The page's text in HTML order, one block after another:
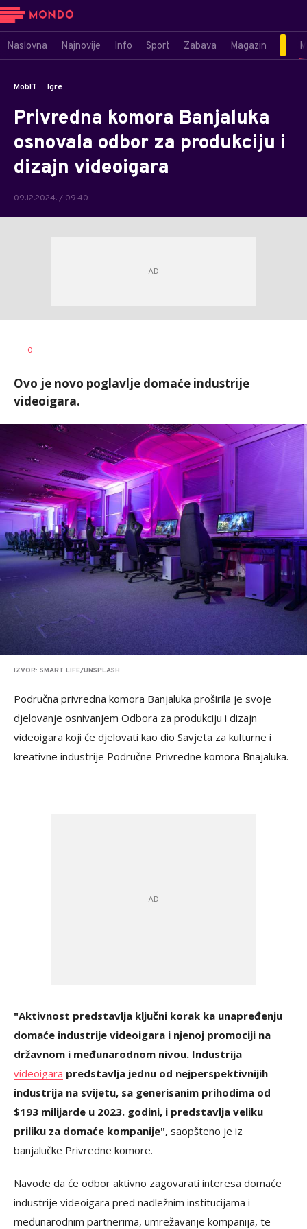
Naslovna Najnovije Info Sport Zabava Magazin
MobIT Igre
Privredna komora Banjaluka
osnovala odbor za produkciju i
dizajn videoigara
09.12.2024. / 09:40
AUTOR
0
Ovo je novo poglavlje domaće industrije
videoigara.
IZVOR: SMART LIFE/UNSPLASH
Područna privredna komora Banjaluka proširila je svoje
djelovanje osnivanjem Odbora za produkciju i dizajn
videoigara koji će djelovati kao dio Savjeta za kulturne i
kreativne industrije Područne Privredne komora Bnajaluka.
"Aktivnost predstavlja ključni korak ka unapređenju
domaće industrije videoigara i njenoj promociji na
državnom i međunarodnom nivou. Industrija
videoigara predstavlja jednu od nejperspektivnijih
industrija na svijetu, sa generisanim prihodima od
$193 milijarde u 2023. godini, i predstavlja veliku
priliku za domaće kompanije", saopšteno je iz
banjalučke Privredne komore.
Navode da će odbor aktivno zagovarati interesa domaće
industrije videoigara pred nadležnim institucijama i
međunarodnim partnerima, umrežavanje kompanija, te